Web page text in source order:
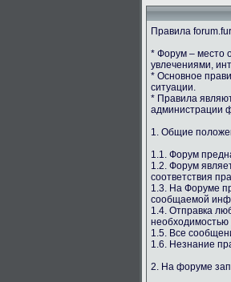
Правила
* Форум – место
увлечениями,
* Основное
ситуации.
* Правила
администрации
1. Общие
1.1. Форум
1.2. Форум
соответствия
1.3. На Форуме
сообщаемой
1.4. Отправка
1.5. Все
1.6. Незнание
2. На форуме